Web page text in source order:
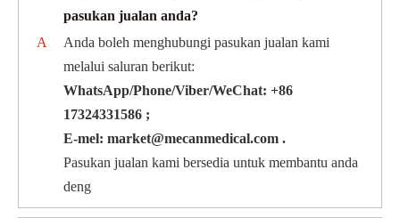
pasukan jualan anda?
A
Anda boleh menghubungi pasukan jualan kami
melalui saluran berikut:
WhatsApp/Phone/Viber/WeChat: +86
17324331586 ;
E-mel: market@mecanmedical.com .
Pasukan jualan kami bersedia untuk membantu anda
deng